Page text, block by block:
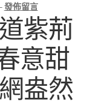
發佈留言
紫荊
意甜
盎然